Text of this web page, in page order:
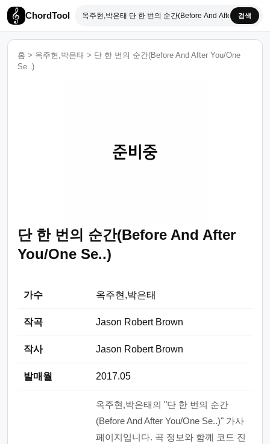
ChordTool 검색
홈 > 옥주현,박은태 > 단 한 번의 순간(Before And After You/One
Se..)
단 한 번의 순간(Before And After
You/One Se..)
가수 옥주현,박은태
작곡 Jason Robert Brown
작사 Jason Robert Brown
발매월 2017.05
옥주현,박은태의 "단 한 번의 순간
(Before And After You/One Se..)" 가사
페이지입니다. 곡 정보와 함께 코드 진